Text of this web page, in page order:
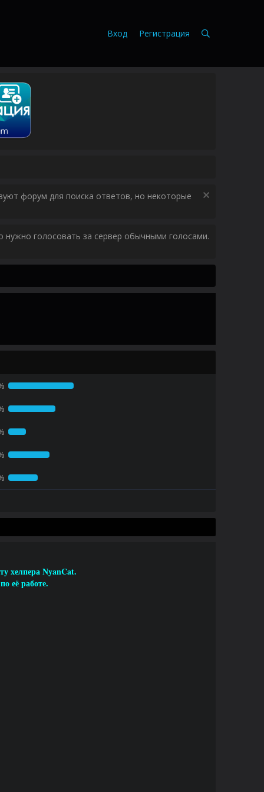
Вход Регистрация
форум для поиска ответов, но некоторые
нужно голосовать за сервер обычными голосами.
хелпера NyanCat.
её работе.